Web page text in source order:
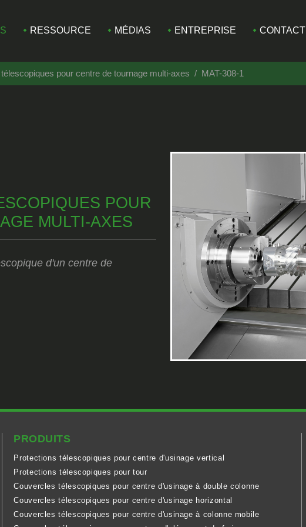
RESSOURCE MÉDIAS ENTREPRISE CONTACT
pour centre de tournage multi-axes MAT-308-1
POUR
MULTI-AXES
d'un centre de
PRODUITS
Protections télescopiques pour centre d'usinage vertical
Protections télescopiques pour tour
Couvercles télescopiques pour centre d'usinage à double colonne
Couvercles télescopiques pour centre d'usinage horizontal
Couvercles télescopiques pour centre d'usinage à colonne mobile